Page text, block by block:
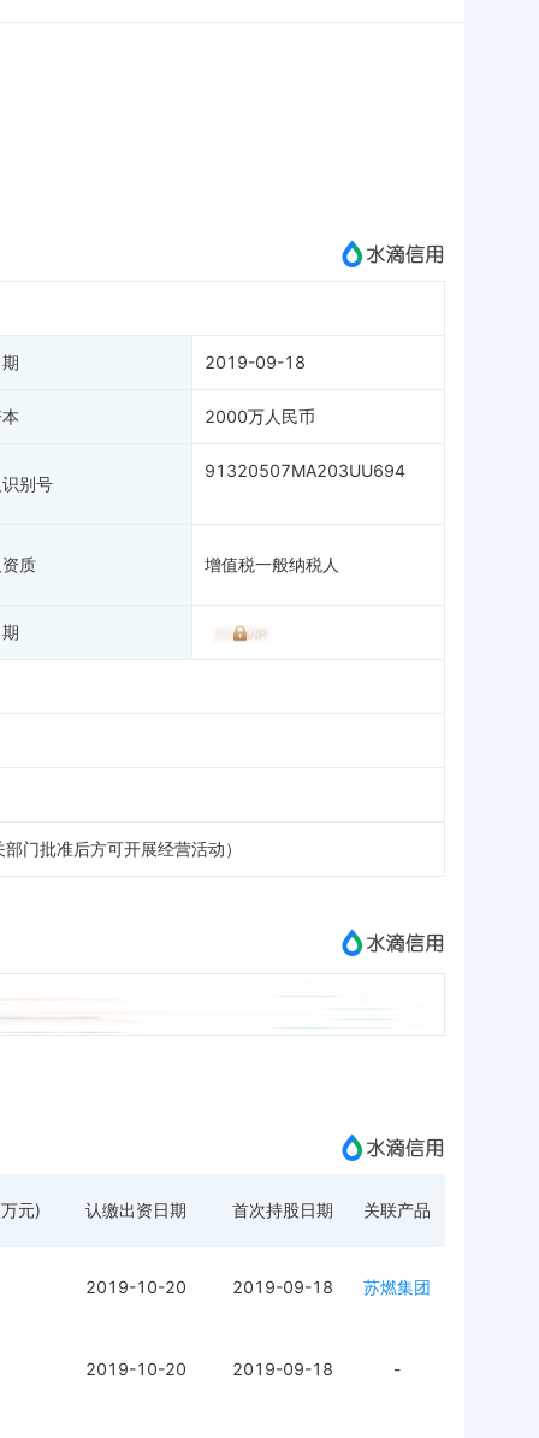
成为vip查看
2019-09-18
2000万人民币
别号
91320507MA203UU694
质 增值税一般纳税人
门批准后方可开展经营活动）
元) 认缴出资日期 首次持股日期 关联产品
2019-10-20 2019-09-18 苏燃集团
2019-10-20 2019-09-18 -